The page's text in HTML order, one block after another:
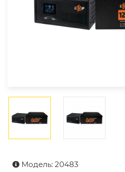
Модель: 20483